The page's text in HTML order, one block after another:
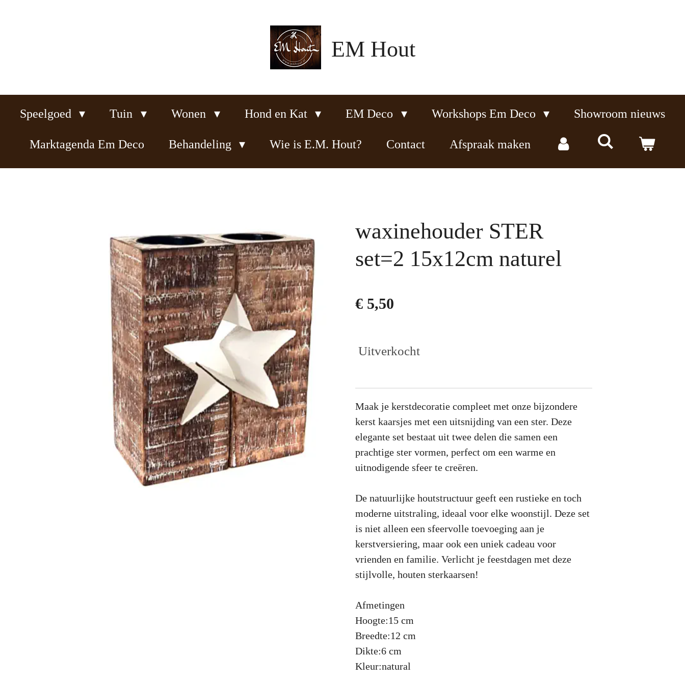
EM Hout
Speelgoed Tuin Wonen Hond en Kat EM Deco Workshops Em Deco Showroom nieuws
Marktagenda Em Deco Behandeling Wie is E.M. Hout? Contact Afspraak maken
waxinehouder STER
set=2 15x12cm naturel
€ 5,50
Uitverkocht
Maak je kerstdecoratie compleet met onze bijzondere
kerst kaarsjes met een uitsnijding van een ster. Deze
elegante set bestaat uit twee delen die samen een
prachtige ster vormen, perfect om een warme en
uitnodigende sfeer te creëren.
De natuurlijke houtstructuur geeft een rustieke en toch
moderne uitstraling, ideaal voor elke woonstijl. Deze set
is niet alleen een sfeervolle toevoeging aan je
kerstversiering, maar ook een uniek cadeau voor
vrienden en familie. Verlicht je feestdagen met deze
stijlvolle, houten sterkaarsen!
Afmetingen
Hoogte:15 cm
Breedte:12 cm
Dikte:6 cm
Kleur:natural